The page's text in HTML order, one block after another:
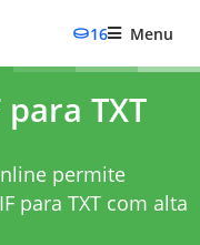
16 Menu
TXT
permite
para TXT com alta